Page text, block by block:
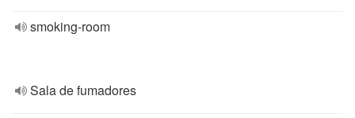
smoking-room
Sala de fumadores